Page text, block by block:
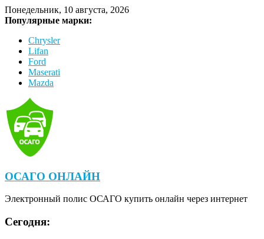
Понедельник, 10 августа, 2026
Популярные марки:
Chrysler
Lifan
Ford
Maserati
Mazda
ОСАГО ОНЛАЙН
Электронный полис ОСАГО купить онлайн через интернет
Сегодня: